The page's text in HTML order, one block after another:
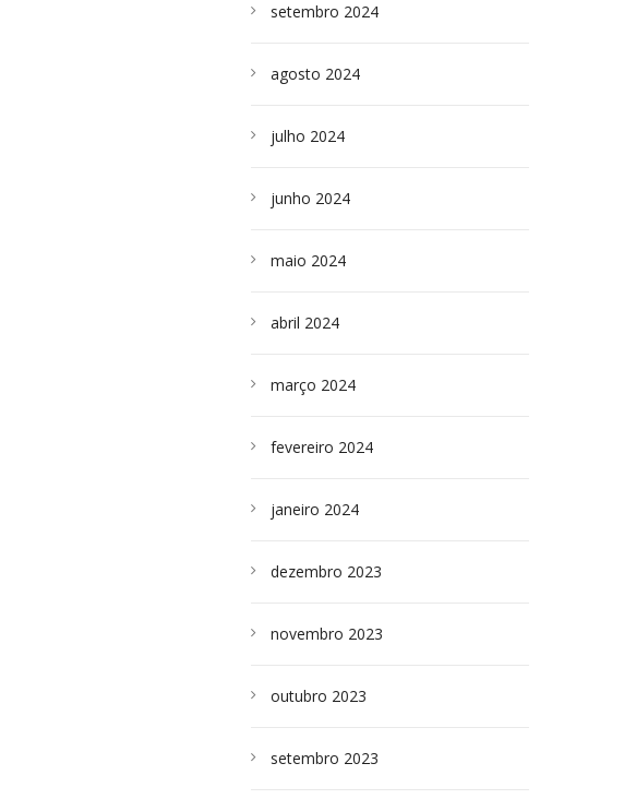
setembro 2024
agosto 2024
julho 2024
junho 2024
maio 2024
abril 2024
março 2024
fevereiro 2024
janeiro 2024
dezembro 2023
novembro 2023
outubro 2023
setembro 2023